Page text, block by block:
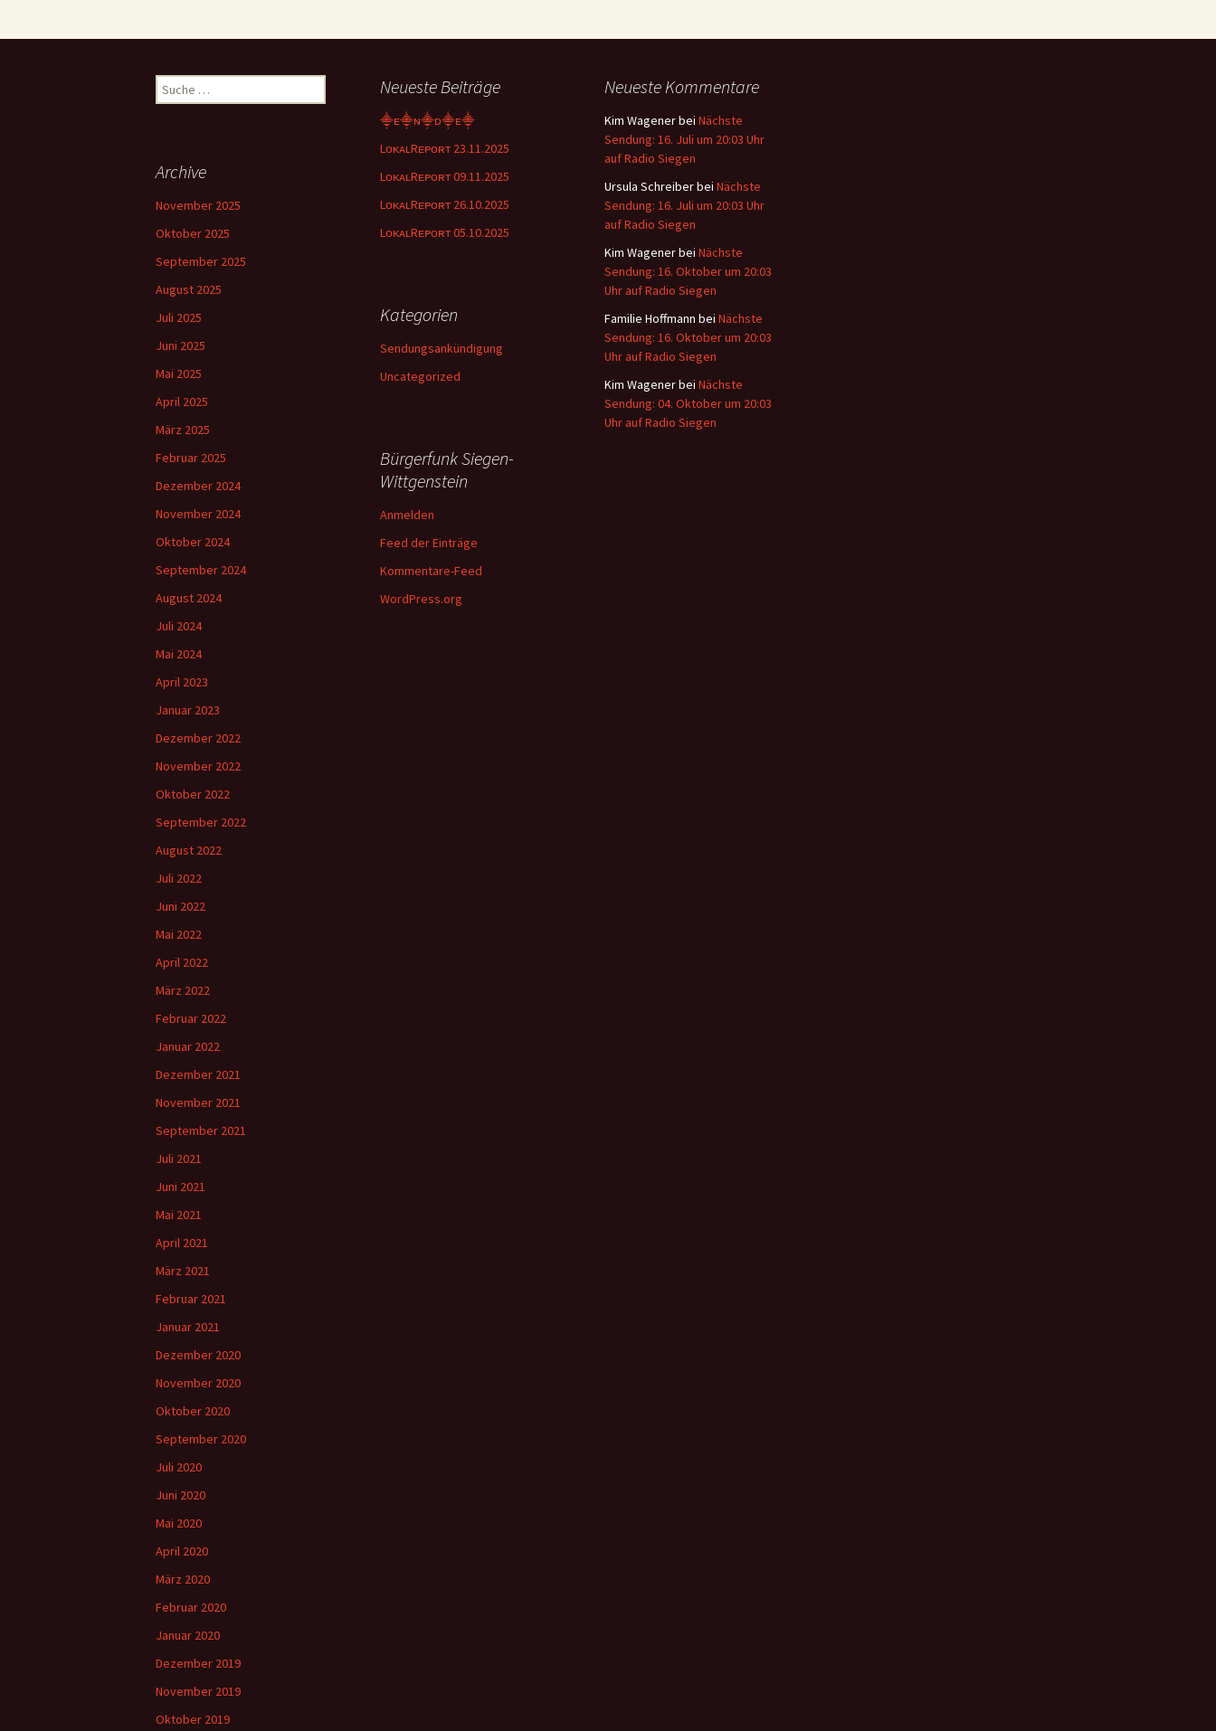
Suche
nach:
Neueste Beiträge
⸎ᴇ⸎ɴ⸎ᴅ⸎ᴇ⸎
LᴏᴋᴀʟRᴇᴘᴏʀᴛ 23.11.2025
LᴏᴋᴀʟRᴇᴘᴏʀᴛ 09.11.2025
LᴏᴋᴀʟRᴇᴘᴏʀᴛ 26.10.2025
LᴏᴋᴀʟRᴇᴘᴏʀᴛ 05.10.2025
Neueste Kommentare
Kim Wagenerbei Nächste
Sendung: 16. Juli um 20:03 Uhr
auf Radio Siegen
Ursula Schreiberbei Nächste
Sendung: 16. Juli um 20:03 Uhr
auf Radio Siegen
Kim Wagenerbei Nächste
Sendung: 16. Oktober um 20:03
Uhr auf Radio Siegen
Familie Hoffmann bei Nächste
Sendung: 16. Oktober um 20:03
Uhr auf Radio Siegen
Kim Wagenerbei Nächste
Sendung: 04. Oktober um 20:03
Uhr auf Radio Siegen
Archive
November 2025
Oktober 2025
September 2025
August 2025
Juli 2025
Juni 2025
Mai 2025
April 2025
März 2025
Februar 2025
Dezember 2024
November 2024
Oktober 2024
September 2024
August 2024
Juli 2024
Mai 2024
April 2023
Januar 2023
Dezember 2022
November 2022
Oktober 2022
September 2022
August 2022
Juli 2022
Juni 2022
Mai 2022
April 2022
März 2022
Februar 2022
Januar 2022
Dezember 2021
November 2021
September 2021
Juli 2021
Juni 2021
Mai 2021
April 2021
März 2021
Februar 2021
Januar 2021
Dezember 2020
November 2020
Oktober 2020
September 2020
Juli 2020
Juni 2020
Mai 2020
April 2020
März 2020
Februar 2020
Januar 2020
Dezember 2019
November 2019
Oktober 2019
Kategorien
Sendungsankündigung
Uncategorized
Bürgerfunk Siegen-
Wittgenstein
Anmelden
Feed der Einträge
Kommentare-Feed
WordPress.org